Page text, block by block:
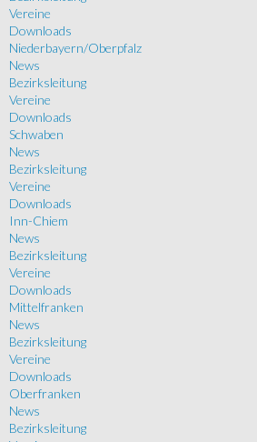
Vereine
Downloads
Niederbayern/Oberpfalz
News
Bezirksleitung
Vereine
Downloads
Schwaben
News
Bezirksleitung
Vereine
Downloads
Inn-Chiem
News
Bezirksleitung
Vereine
Downloads
Mittelfranken
News
Bezirksleitung
Vereine
Downloads
Oberfranken
News
Bezirksleitung